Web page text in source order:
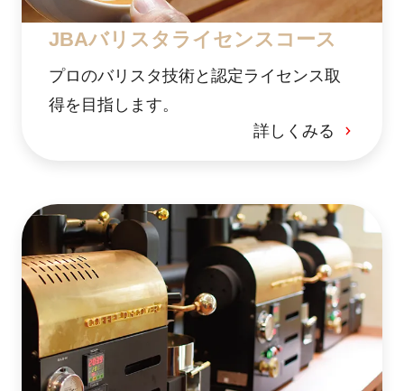
JBAバリスタライセンスコース
プロのバリスタ技術と認定ライセンス取
得を目指します。
詳しくみる